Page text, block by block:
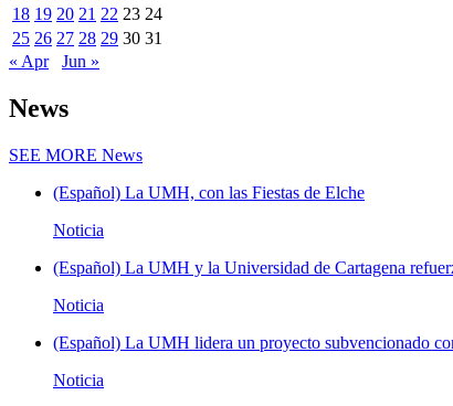
18 19 20 21 22 23 24
25 26 27 28 29 30 31
« Apr
Jun »
News
SEE MORE News
(Español) La UMH, con las Fiestas de Elche
Noticia
(Español) La UMH y la Universidad de Cartagena
Noticia
(Español) La UMH lidera un proyecto subvencionado
Noticia